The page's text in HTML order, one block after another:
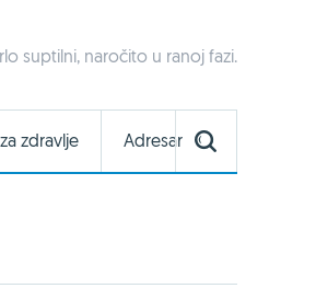
suptilni, naročito u ranoj fazi.
zdravlje Adresar